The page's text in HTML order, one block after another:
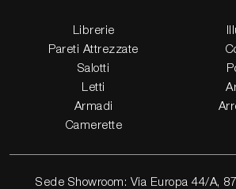
Librerie
Pareti Attrezzate
Salotti
Letti
Armadi
Camerette
Sede Showroom: Via Europa 44/A,